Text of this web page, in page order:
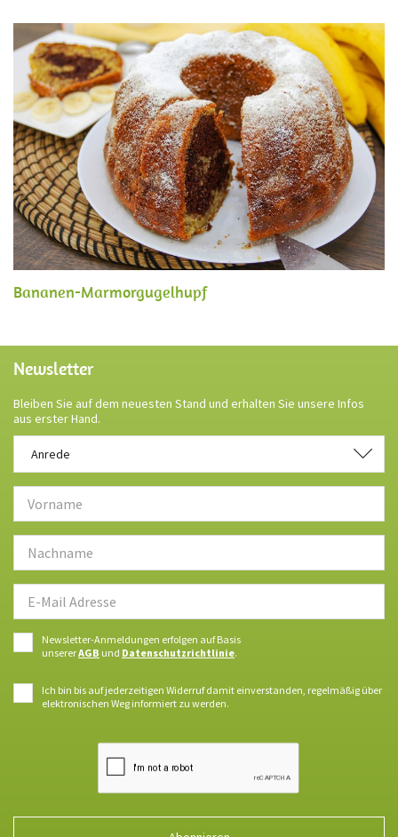
Bananen-Marmorgugelhupf
Newsletter
Bleiben Sie auf dem neuesten Stand und erhalten Sie unsere Infos
aus erster Hand.
Anrede
Newsletter-Anmeldungen erfolgen auf Basis
unsererAGB und Datenschutzrichtlinie.
Ich bin bis auf jederzeitigen Widerruf damit einverstanden, regelmäßig über
elektronischen Weg informiert zu werden.